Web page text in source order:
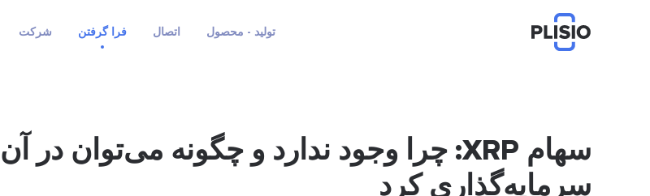
تولید - محصول اتصال فرا گرفتن شرکت
سهام XRP: چرا وجود ندارد و چگونه می‌توان در آن
سرمایه‌گذاری کرد